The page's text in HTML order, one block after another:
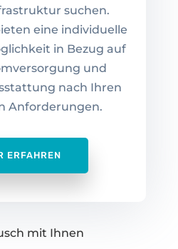
suchen.
eine individuelle
in Bezug auf
und
nach Ihren
Anforderungen.
ERFAHREN
mit Ihnen